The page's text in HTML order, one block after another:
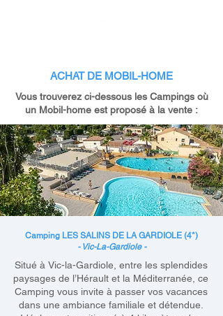
ACHAT DE MOBIL-HOME
Vous trouverez ci-dessous les Campings où
un Mobil-home est proposé à la vente :
Camping LES SALINS DE LA GARDIOLE (4*)
- Vic-La-Gardiole -
Situé à Vic-la-Gardiole, entre les splendides
paysages de l’Hérault et la Méditerranée, ce
Camping vous invite à passer vos vacances
dans une ambiance familiale et détendue.